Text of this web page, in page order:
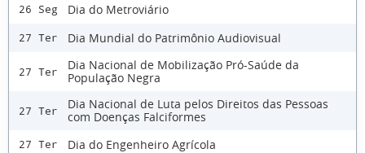
26 Seg Dia do Metroviário
27 Ter Dia Mundial do Patrimônio Audiovisual
27 Ter
Dia Nacional de Mobilização Pró-Saúde da
População Negra
27 Ter
Dia Nacional de Luta pelos Direitos das Pessoas
com Doenças Falciformes
27 Ter Dia do Engenheiro Agrícola